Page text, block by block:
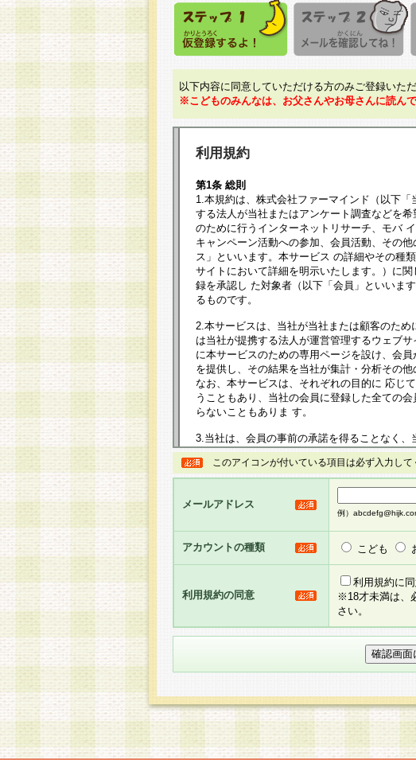
以下内容に同意していただける方のみご登録いただ
※こどものみんなは、お父さんやお母さんに読ん
利用規約
第1条 総則
1.本規約は、株式会社ファーマインド（以下
する法人が当社またはアンケート調査などを
のために行うインターネットリサーチ、モバ
キャンペーン活動への参加、会員活動、その
ス」といいます。本サービス の詳細やその種
サイトにおいて詳細を明示いたします。）に
録を承認し た対象者（以下「会員」といいま
るものです。
2.本サービスは、当社が当社または顧客のた
は当社が提携する法人が運営管理するウェブ
に本サービスのための専用ページを設け、会
を提供し、その結果を当社が集計・分析その
なお、本サービスは、それぞれの目的に 応じ
うこともあり、当社の会員に登録した全ての
らないこともありま す。
3.当社は、会員の事前の承諾を得ることなく
規約を任意に制定、変更または修正すること
は、本規約においては本サイトに掲示したと
して告知の案内を配信または本サイトに掲示
るものとします。
5.当社がお聞きする個人情報は、すべて会員
のと考えております。従って、会員登録希望
合には、当社はその個人情報をお預かりいた
社の取扱商品やサービス等をご利用いただけ
い。
6.当社は、お客様から当社が保有している個
められた場合には、ご本人様であることが当
せ先となります。
第2条 会員の資格
1.会員とは、本規約等を承諾のうえ、当社所
このアイコンが付いている項目は必ず入力して
メールアドレス
例）
アカウントの種類 こども
利用規約の同意
利用規約に
※18才未満は、
さい。